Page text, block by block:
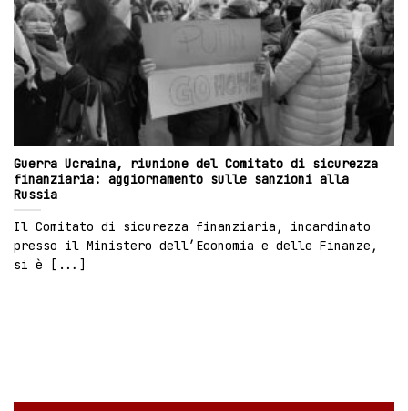
Guerra Ucraina, riunione del Comitato di sicurezza
finanziaria: aggiornamento sulle sanzioni alla
Russia
Il Comitato di sicurezza finanziaria, incardinato
presso il Ministero dell’Economia e delle Finanze,
si è [...]